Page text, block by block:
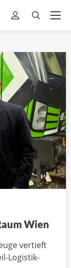
Wien
vertieft
Logistik-